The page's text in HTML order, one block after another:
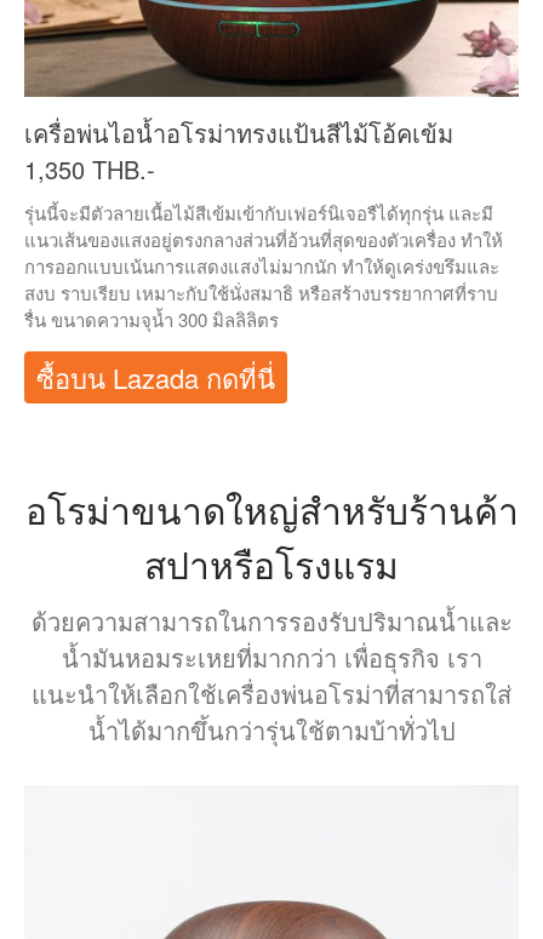
เครื่อพ่นไอน้ำอโรม่าทรงแป้นสีไม้โอ้คเข้ม
1,350 THB.-
รุ่นนี้จะมีตัวลายเนื้อไม้สีเข้มเข้ากับเฟอร์นิเจอรืได้ทุกรุ่น และมี
แนวเส้นของแสงอยู่ตรงกลางส่วนที่อ้วนที่สุดของตัวเครื่อง ทำให้
การออกแบบเน้นการแสดงแสงไม่มากนัก ทำให้ดูเคร่งขรึมและ
สงบ ราบเรียบ เหมาะกับใช้นั่งสมาธิ หรือสร้างบรรยากาศที่ราบ
รื่น ขนาดความจุน้ำ 300 มิลลิลิตร
ซื้อบน Lazada กดที่นี่
อโรม่าขนาดใหญ่สำหรับร้านค้า
สปาหรือโรงแรม
ด้วยความสามารถในการรองรับปริมาณน้ำและ
น้ำมันหอมระเหยที่มากกว่า เพื่อธุรกิจ เรา
แนะนำให้เลือกใช้เครื่องพ่นอโรม่าที่สามารถใส่
น้ำได้มากขึ้นกว่ารุ่นใช้ตามบ้าทั่วไป